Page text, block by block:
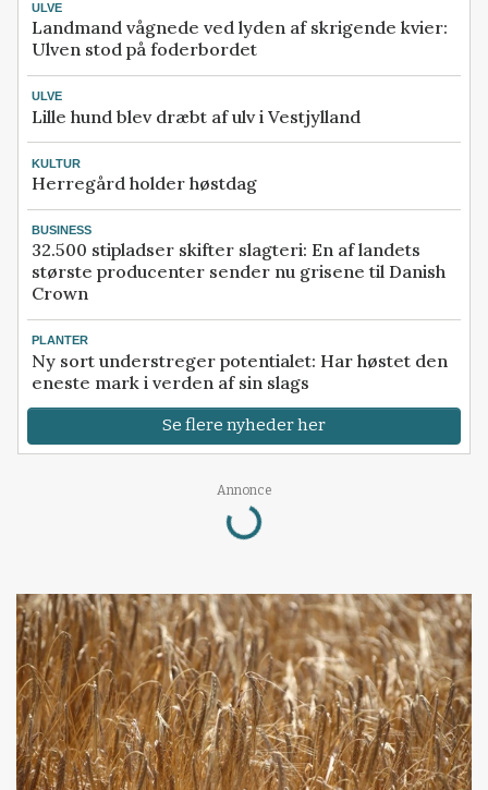
ULVE
Landmand vågnede ved lyden af skrigende kvier:
Ulven stod på foderbordet
ULVE
Lille hund blev dræbt af ulv i Vestjylland
KULTUR
Herregård holder høstdag
BUSINESS
32.500 stipladser skifter slagteri: En af landets
største producenter sender nu grisene til Danish
Crown
PLANTER
Ny sort understreger potentialet: Har høstet den
eneste mark i verden af sin slags
Se flere nyheder her
Annonce
Loading...